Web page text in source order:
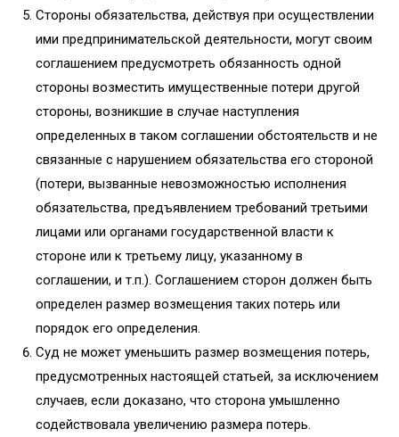
Стороны обязательства, действуя при осуществлении
ими предпринимательской деятельности, могут своим
соглашением предусмотреть обязанность одной
стороны возместить имущественные потери другой
стороны, возникшие в случае наступления
определенных в таком соглашении обстоятельств и не
связанные с нарушением обязательства его стороной
(потери, вызванные невозможностью исполнения
обязательства, предъявлением требований третьими
лицами или органами государственной власти к
стороне или к третьему лицу, указанному в
соглашении, и т.п.). Соглашением сторон должен быть
определен размер возмещения таких потерь или
порядок его определения.
Суд не может уменьшить размер возмещения потерь,
предусмотренных настоящей статьей, за исключением
случаев, если доказано, что сторона умышленно
содействовала увеличению размера потерь.